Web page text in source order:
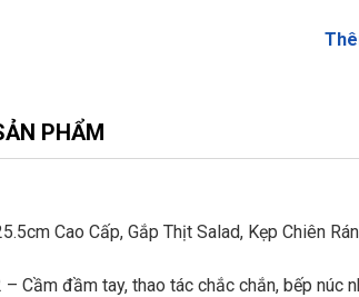
PHẨM
Cao Cấp, Gắp Thịt Salad, Kẹp Chiên
Cầm đầm tay, thao tác chắc chắn, bếp núc